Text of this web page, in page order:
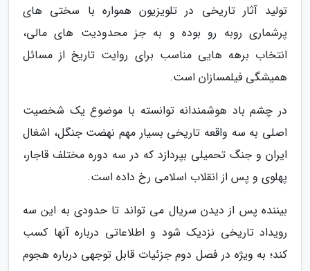
تولید آثار تاریخی در تلویزیون همواره با سختی های
پرشماری روبه رو بوده و به جز محدودیت های مالی،
انتخاب برهه هایی مناسب برای روایت تاریخ از مسائل
همیشگی فیلمسازان است.
در چشم باد هوشمندانه توانسته با موضوع یک شخصیت
اصلی به سه واقعه تاریخی بسیار مهم نهضت جنگل، اشغال
ایران و جنگ تحمیلی بپردازد که در سه دوره مختلف قاجار،
پهلوی و پس از انقلاب اسلامی رخ داده است.
بیننده پس از دیدن سریال می تواند تا حدودی به این سه
رویداد تاریخی نزدیک شود و اطلاعاتی درباره آنها کسب
کند؛ به ویژه در فصل دوم جزئیات قابل توجهی درباره هجوم